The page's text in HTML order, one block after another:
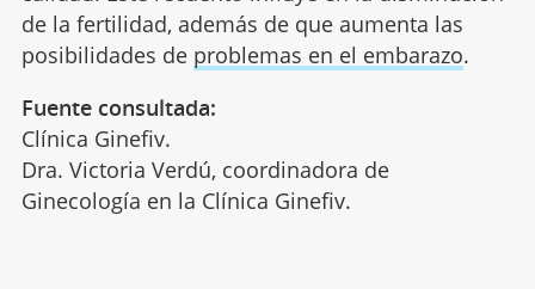
de la fertilidad, además de que aumenta las
posibilidades de problemas en el embarazo.
Fuente consultada:
Clínica Ginefiv.
Dra. Victoria Verdú, coordinadora de
Ginecología en la Clínica Ginefiv.